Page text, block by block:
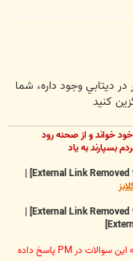
ديتابي وجود داره، شما
کنيد
خواند و از صحنه رود
به ياد
|
|
لطفا سوالات فني را فقط در خود انجمن مطرح بفرماييد، به اين سوالات در PM پاسخ داده